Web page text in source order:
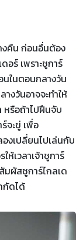
งคืน ก่อนอื่นต้อง
ร์ เพราะชูการ์
นในตอนกลางวัน
งวันอาจจะทำให้
หรือถ้าไปฝืนจับ
จะขู่ เพื่อ
งเปลี่ยนไปเล่นกับ
ห้เวลาเจ้าชูการ์
มผัสชูการ์ไกลเด
กัดได้